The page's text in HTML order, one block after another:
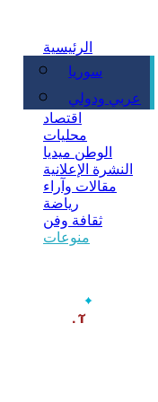
الرئيسية
سوريا
عربي ودولي
اقتصاد
محليات
الوطن ميديا
النشرة الإعلانية
مقالات وآراء
رياضة
ثقافة وفن
منوعات
‫آخر